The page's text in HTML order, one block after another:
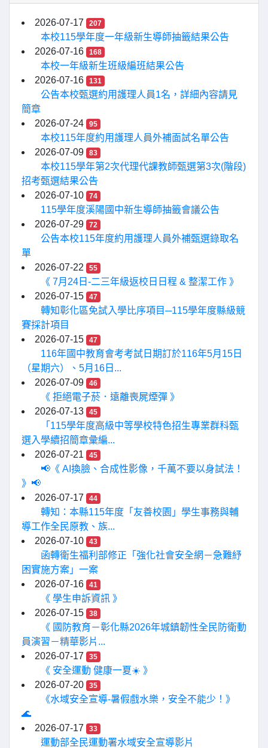
2026-07-17 207
本校115學年度一年級新生導師抽籤結果公告
2026-07-16
168
本校一年級新生班級編班結果公告
2026-07-16
131
公告本校甄選約用護理人員1名，詳細內容請見
簡章
2026-07-24
95
本校115年度約用護理人員外補面試名單公告
2026-07-09
83
本校115學年第2次代理代課教師甄選第3次(階段)
招考甄選結果公告
2026-07-10
74
115學年度溪陽國中新生導師抽籤會議公告
2026-07-29
72
公告本校115年度約用護理人員外補甄選錄取名
單
2026-07-22
55
《 7月24日-二三年級返校日日程 & 整潔工作 》
2026-07-15
47
轉知彰化區免試入學比序項目─115學年度縣級競
賽採計項目
2026-07-15
47
116年國中教育會考考試日期訂於116年5月15日
（星期六）、5月16日...
2026-07-09
46
《 拒絕電子菸．遠離喪屍煙彈 》
2026-07-13
45
「115學年度高級中等學校特色招生專業群科甄
選入學續招簡章彙編...
2026-07-21
45
📢《 AI換臉、合成性影像，千萬不要以身試法！
》📢
2026-07-17
44
轉知：本縣115年度「友善校園」學生事務與輔
導工作全民原教、族...
2026-07-10
43
函轉衛生福利部修正「強化社會安全網－急難紓
困實施方案」一案
2026-07-16
41
《 學生申訴資訊 》
2026-07-15
38
《 國防教育－彰化縣2026年城鎮韌性全民防衛動
員演習－精華影片...
2026-07-17
35
《 安全運動 健康一夏☀️ 》
2026-07-20
35
《水域安全宣導-暑假戲水樂，安全不能少！》
🌊
2026-07-17
33
運動部全民運動署水域安全宣導影片